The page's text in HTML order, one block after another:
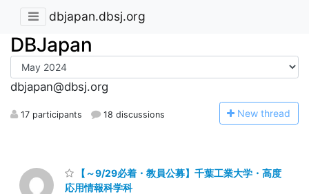
dbjapan.dbsj.org
DBJapan
dbjapan@dbsj.org
17 participants 18 discussions New thread
【～9/29必着・教員公募】千葉工業大学・高度
応用情報科学科